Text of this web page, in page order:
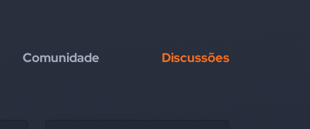
Comunidade Discussões